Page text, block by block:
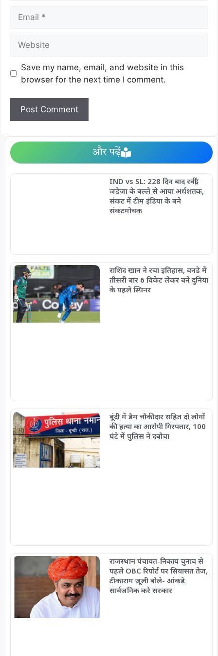
Save my name, email, and website in this
browser for the next time I comment.
और पढ़ें
IND vs SL: 228 दिन बाद रवींद्र
जडेजा के बल्ले से आया अर्धशतक,
संकट में टीम इंडिया के बने
संकटमोचक
राशिद खान ने रचा इतिहास, वनडे में
तीसरी बार 6 विकेट लेकर बने दुनिया
के पहले स्पिनर
बूंदी में डैम चौकीदार सहित दो लोगों
की हत्या का आरोपी गिरफ्तार, 100
घंटे में पुलिस ने दबोचा
राजस्थान पंचायत-निकाय चुनाव से
पहले OBC रिपोर्ट पर सियासत तेज,
टीकाराम जूली बोले- आंकड़े
सार्वजनिक करे सरकार